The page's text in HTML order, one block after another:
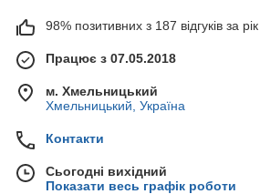
98% позитивних з 187 відгуків за рік
Працює з 07.05.2018
м. Хмельницький
Хмельницький, Україна
Контакти
Сьогодні вихідний
Показати весь графік роботи